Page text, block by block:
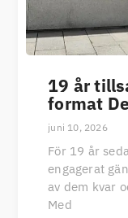
19 år
format
juni 10, 2026
För 19 år
engagerat
av dem kvar
Med